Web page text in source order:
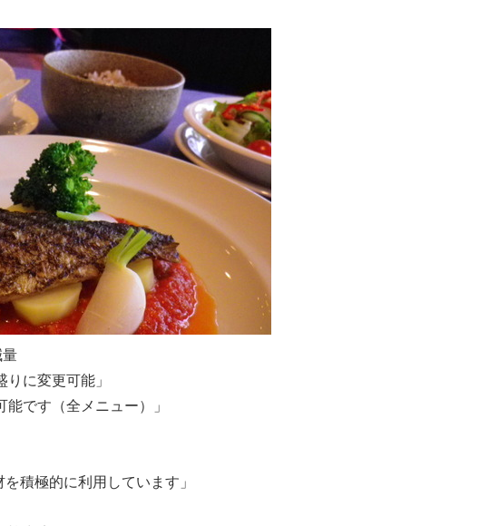
に変更可能」
です（全メニュー）」
積極的に利用しています」